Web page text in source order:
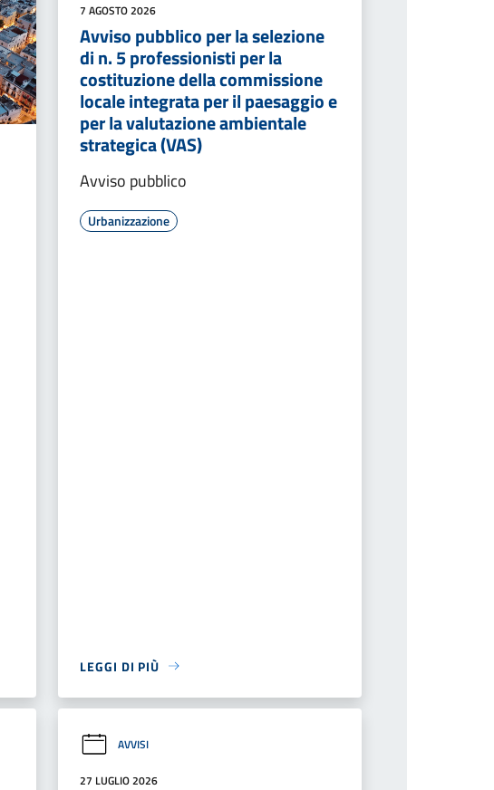
7 AGOSTO 2026
Avviso pubblico per la selezione
di n. 5 professionisti per la
costituzione della commissione
locale integrata per il paesaggio e
per la valutazione ambientale
strategica (VAS)
Avviso pubblico
Urbanizzazione
LEGGI DI PIÙ
AVVISI
27 LUGLIO 2026